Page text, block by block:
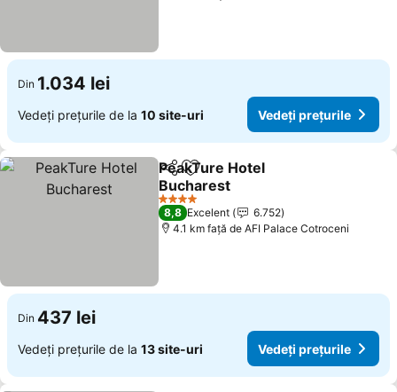
Din 1.034 lei
Vedeți prețurile de la 10 site-uri Vedeți prețurile
DistribuițiAdăugaţi la favorite
PeakTure Hotel
Bucharest
4 Stele
8,8 Excelent
6.752
4.1 km faţă de AFI Palace Cotroceni
Din 437 lei
Vedeți prețurile de la 13 site-uri Vedeți prețurile